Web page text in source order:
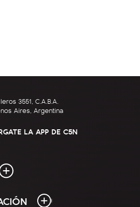
3551, C.A.B.A.
Aires, Argentina
LA APP DE C5N